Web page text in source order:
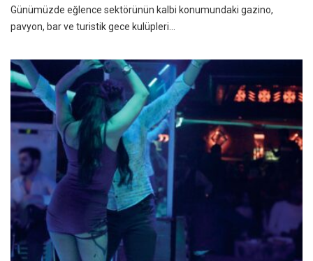
Günümüzde eğlence sektörünün kalbi konumundaki gazino,
pavyon, bar ve turistik gece kulüpleri…